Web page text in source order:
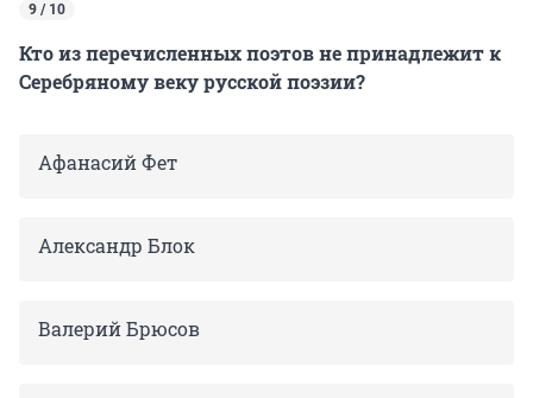
9 / 10
Кто из перечисленных поэтов не принадлежит к
Серебряному веку русской поэзии?
Афанасий Фет
Александр Блок
Валерий Брюсов